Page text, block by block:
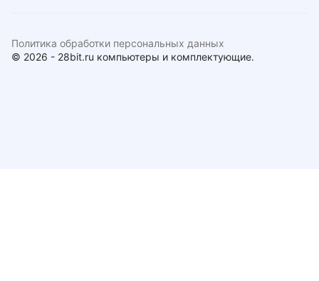
© 2026 - 28bit.ru компьютеры и комплектующие.
Политика обработки персональных данных